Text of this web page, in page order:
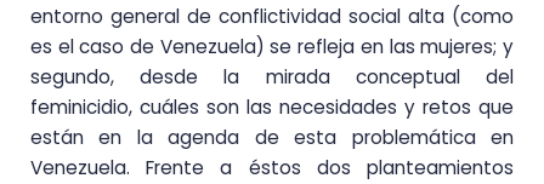
entorno general de conflictividad social alta (como
es el caso de Venezuela) se refleja en las mujeres; y
segundo, desde la mirada conceptual del
feminicidio, cuáles son las necesidades y retos que
están en la agenda de esta problemática en
Venezuela. Frente a éstos dos planteamientos